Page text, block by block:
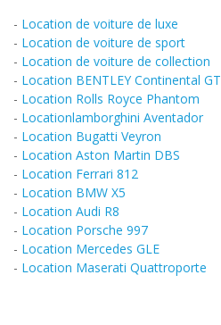
- Location de voiture de luxe
- Location de voiture de sport
- Location de voiture de collection
- Location BENTLEY Continental GT
- Location Rolls Royce Phantom
- Locationlamborghini Aventador
- Location Bugatti Veyron
- Location Aston Martin DBS
- Location Ferrari 812
- Location BMW X5
- Location Audi R8
- Location Porsche 997
- Location Mercedes GLE
- Location Maserati Quattroporte